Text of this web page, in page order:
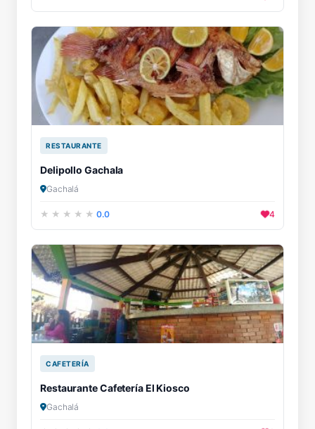
RESTAURANTE
Delipollo Gachala
Gachalá
0.0 4
CAFETERÍA
Restaurante Cafetería El Kiosco
Gachalá